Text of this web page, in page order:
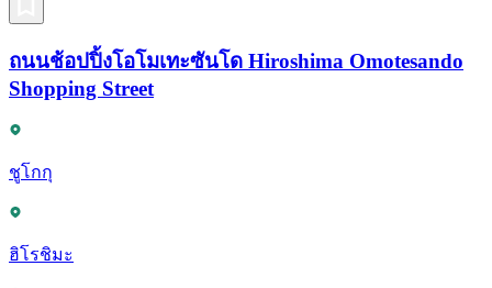
ถนนช้อปปิ้งโอโมเทะซันโด Hiroshima Omotesando
Shopping Street
ชูโกกุ
ฮิโรชิมะ